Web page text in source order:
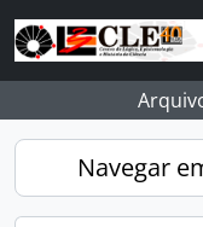
Skip to main content
Navegar